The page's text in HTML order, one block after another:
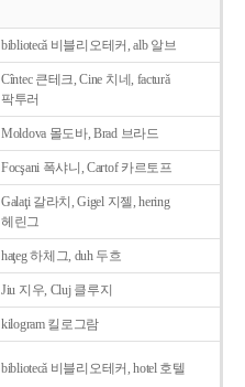
bibliotecǎ 비블리오테커, alb 알브
Cîntec 큰테크, Cine 치네, facturǎ
팍투러
Moldova 몰도바, Brad 브라드
Focşani 폭샤니, Cartof 카르토프
Galaţi 갈라치, Gigel 지젤, hering
헤린그
haţeg 하체그, duh 두흐
Jiu 지우, Cluj 클루지
kilogram 킬로그람
bibliotecǎ 비블리오테커, hotel 호텔